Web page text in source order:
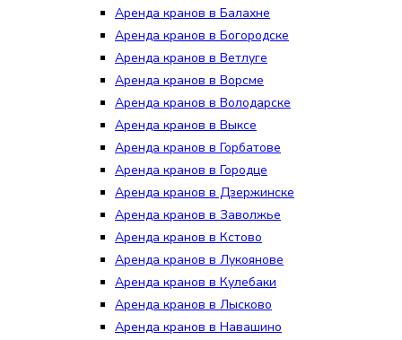
Аренда кранов в Балахне
Аренда кранов в Богородске
Аренда кранов в Ветлуге
Аренда кранов в Ворсме
Аренда кранов в Володарске
Аренда кранов в Выксе
Аренда кранов в Горбатове
Аренда кранов в Городце
Аренда кранов в Дзержинске
Аренда кранов в Заволжье
Аренда кранов в Кстово
Аренда кранов в Лукоянове
Аренда кранов в Кулебаки
Аренда кранов в Лысково
Аренда кранов в Навашино